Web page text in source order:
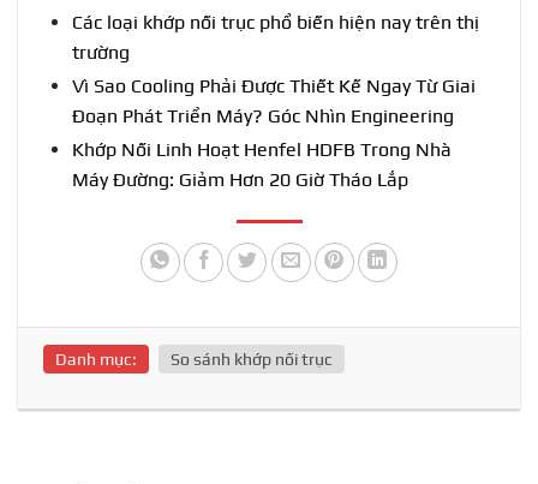
Các loại khớp nối trục phổ biến hiện nay trên thị
trường
Vì Sao Cooling Phải Được Thiết Kế Ngay Từ Giai
Đoạn Phát Triển Máy? Góc Nhìn Engineering
Khớp Nối Linh Hoạt Henfel HDFB Trong Nhà
Máy Đường: Giảm Hơn 20 Giờ Tháo Lắp
Danh mục: So sánh khớp nối trục